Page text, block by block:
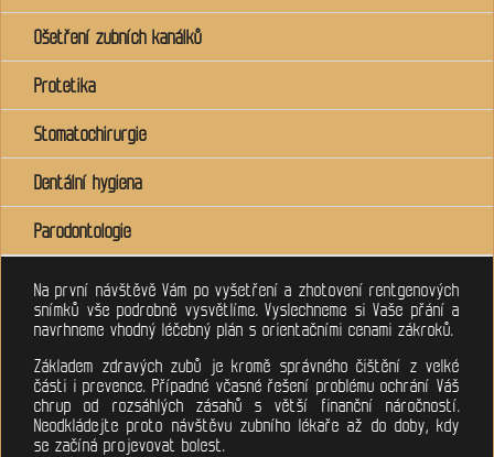
Ošetření zubních kanálků
Protetika
Stomatochirurgie
Dentální hygiena
Parodontologie
Na první návštěvě Vám po vyšetření a zhotovení rentgenových
snímků vše podrobně vysvětlíme. Vyslechneme si Vaše přání a
navrhneme vhodný léčebný plán s orientačními cenami zákroků.
Základem zdravých zubů je kromě správného čištění z velké
části i prevence. Případné včasné řešení problému ochrání Váš
chrup od rozsáhlých zásahů s větší finanční náročností.
Neodkládejte proto návštěvu zubního lékaře až do doby, kdy
se začíná projevovat bolest.